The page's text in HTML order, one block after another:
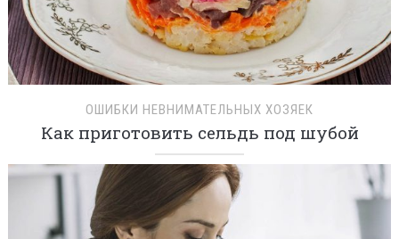
ОШИБКИ НЕВНИМАТЕЛЬНЫХ ХОЗЯЕК
Как приготовить сельдь под шубой